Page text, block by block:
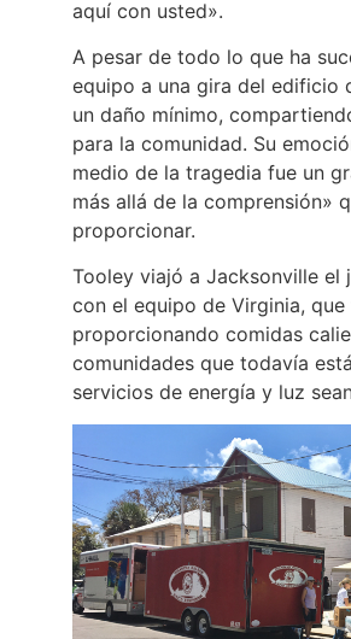
aquí con usted».
A pesar de todo lo que ha
equipo a una gira del edificio
un daño mínimo,
para la comunidad. Su
medio de la tragedia fue un
más allá de la comprensión»
proporcionar.
Tooley viajó a Jacksonville el
con el equipo de Virginia, que
proporcionando comidas
comunidades que todavía
servicios de energía y luz